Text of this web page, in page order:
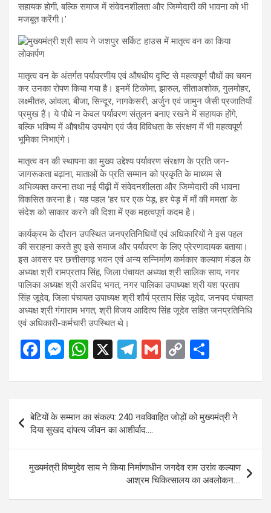
सहायक होगी, बल्कि समाज में संवेदनशीलता और जिम्मेदारी की भावना को भी
मजबूत करेंगी।’
मातृत्व वन के अंतर्गत पर्यावरणीय एवं औषधीय दृष्टि से महत्वपूर्ण पौधों का चयन
कर उनका रोपण किया गया है। इनमें टिकोमा, झारुल, सीताअशोक, गुलमोहर,
लक्ष्मीतरु, आंवला, बीजा, सिन्दूर, नागकेसरी, अर्जुन एवं जामुन जैसी प्रजातियाँ
प्रमुख हैं। ये पौधे न केवल पर्यावरण संतुलन बनाए रखने में सहायक होंगे,
बल्कि भविष्य में औषधीय उपयोग एवं जैव विविधता के संरक्षण में भी महत्वपूर्ण
भूमिका निभाएंगे।
मातृत्व वन की स्थापना का मुख्य उद्देश्य पर्यावरण संरक्षण के प्रति जन-
जागरूकता बढ़ाना, माताओं के प्रति सम्मान को प्रकृति के माध्यम से
अभिव्यक्त करना तथा नई पीढ़ी में संवेदनशीलता और जिम्मेदारी की भावना
विकसित करना है। यह पहल ‘हर घर एक पेड़, हर पेड़ में माँ की ममता’ के
संदेश को साकार करने की दिशा में एक महत्वपूर्ण कदम है।
कार्यक्रम के दौरान उपस्थित जनप्रतिनिधियों एवं अधिकारियों ने इस पहल
की सराहना करते हुए इसे समाज और पर्यावरण के लिए प्रेरणादायक बताया।
इस अवसर पर छत्तीसगढ़ भवन एवं अन्य सन्निर्माण कर्मकार कल्याण मंडल के
अध्यक्ष श्री रामप्रताप सिंह, जिला पंचायत अध्यक्ष श्री सालिक साय, नगर
पालिका अध्यक्ष श्री अरविंद भगत, नगर पालिका उपाध्यक्ष श्री यश प्रताप
सिंह जूदेव, जिला पंचायत उपाध्यक्ष श्री शौर्य प्रताप सिंह जूदेव, जनपद पंचायत
अध्यक्ष श्री गंगाराम भगत, श्री विजय आदित्य सिंह जूदेव सहित जनप्रतिनिधि
एवं अधिकारी-कर्मचारी उपस्थित थे।
F
ce
b
o
o
k
M
se
g
er
W
at
A
p
p
X
T
e
gr
a
m
G
ail
C
py
Li
n
k
ar
e
Post
navigation
बेटियों के सम्मान का संकल्प: 240 नवविवाहित जोड़ों को मुख्यमंत्री ने
दिया सुखद दांपत्य जीवन का आशीर्वाद….
मुख्यमंत्री विष्णुदेव साय ने किया निर्माणाधीन जगदेव राम उरांव कल्याण
आश्रम चिकित्सालय का अवलोकन….